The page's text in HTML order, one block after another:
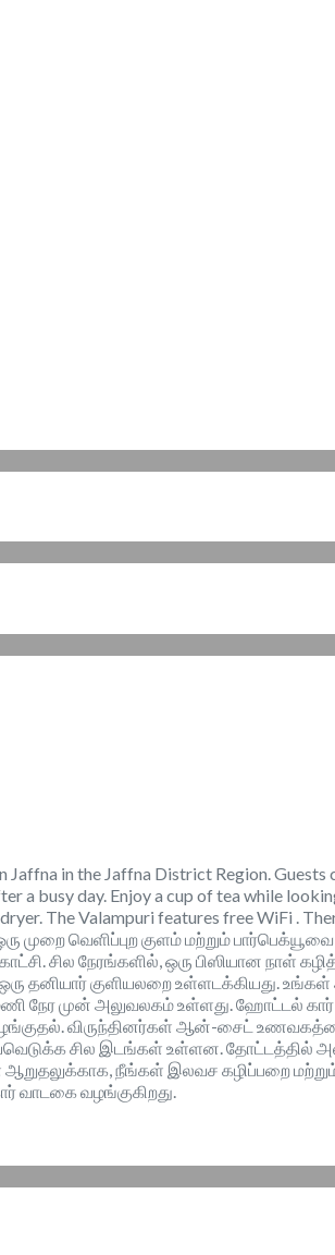
in the Jaffna District Region.
a busy day. Enjoy a cup of tea while
The Valampuri features free WiFi .
முறை வெளிப்புற குளம் மற்றும்
சில நேரங்களில், ஒரு பிஸியான நாள்
ஒரு தனியார் குளியலறை உள்ளடக்கியது.
நேர முன் அலுவலகம் உள்ளது. ஹோட்டல்
வழங்குதல். விருந்தினர்கள் ஆன்-சைட்
சில இடங்கள் உள்ளன. தோட்டத்தில்
நீங்கள் இலவச கழிப்பறை
வாடகை வழங்குகிறது.